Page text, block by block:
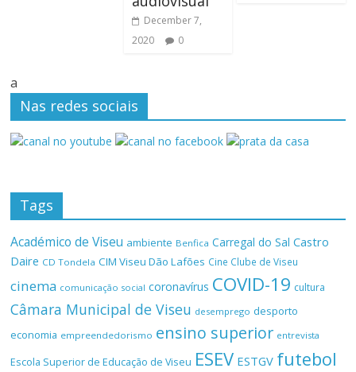
December 7,
2020
0
a
Nas redes sociais
Tags
Académico de Viseu ambiente Benfica Carregal do Sal Castro
Daire CD Tondela CIM Viseu Dão Lafões Cine Clube de Viseu
cinema comunicação social coronavírus COVID-19 cultura
Câmara Municipal de Viseu desemprego desporto
economia empreendedorismo ensino superior entrevista
Escola Superior de Educação de Viseu ESEV ESTGV futebol